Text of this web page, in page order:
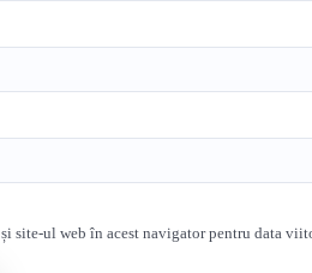
site-ul web în acest navigator pentru data